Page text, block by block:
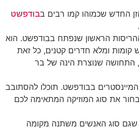
החדש שכמוהו קמו רבים בבודפשט
הראשון שנפתח בבודפשט. הוא
קומות ומלא חדרים קטנים, כל זאת
התחושה שנוצרת הינה של בר
בבודפשט. תוכלו להסתובב
את סוג המוזיקה המתאימה לכם
שגם סוג האנשים משתנה מקומה